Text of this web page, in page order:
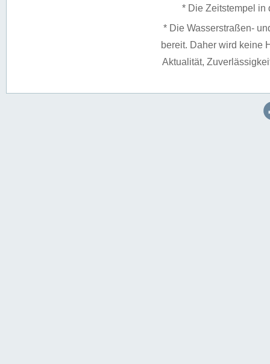
* Die Zeitstempel in
* Die Wasserstraßen-
bereit. Daher wird keine
Aktualität,